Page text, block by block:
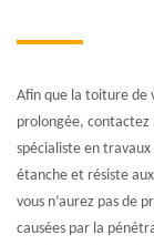
Afin que la toiture de
prolongée, contactez
spécialiste en
étanche et résiste
vous n’aurez pas de
causées par la